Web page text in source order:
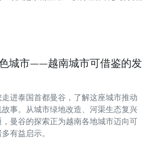
城市——越南城市可借鉴的发
进泰国首都曼谷，了解这座城市推动
事。从城市绿地改造、河渠生态复兴
曼谷的探索正为越南各地城市迈向可
有益启示。